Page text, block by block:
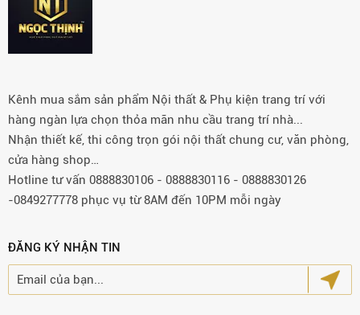
Kênh mua sắm sản phẩm Nội thất & Phụ kiện trang trí với
hàng ngàn lựa chọn thỏa mãn nhu cầu trang trí nhà...
Nhận thiết kế, thi công trọn gói nội thất chung cư, văn phòng,
cửa hàng shop…
Hotline tư vấn 0888830106 - 0888830116 - 0888830126
-0849277778 phục vụ từ 8AM đến 10PM mỗi ngày
ĐĂNG KÝ NHẬN TIN